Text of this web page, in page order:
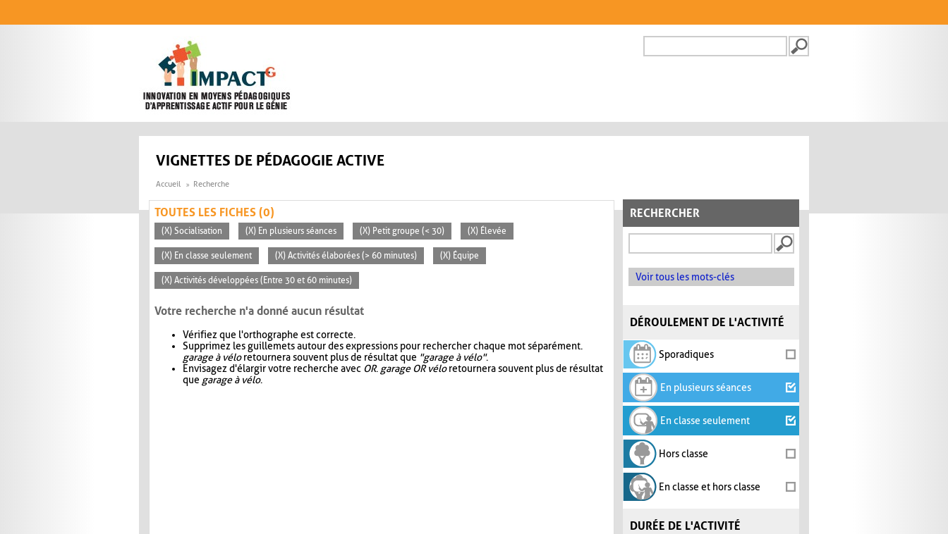
FORMULAIRE DE
VIGNETTES DE PÉDAGOGIE ACTIVE
Accueil Recherche
RECHERCHER
Voir tous les mots-clés
DÉROULEMENT DE L'ACTIVITÉ
Sporadiques
En plusieurs séances
En classe seulement
Hors classe
En classe et hors classe
DURÉE DE L'ACTIVITÉ
TOUTES LES FICHES (0)
(X) Socialisation (X) En plusieurs séances (X) Petit groupe (< 30) (X) Élevée
(X) En classe seulement (X) Activités élaborées (> 60 minutes) (X) Équipe
(X) Activités développées (Entre 30 et 60 minutes)
Votre recherche n'a donné aucun résultat
Vérifiez que l'orthographe est correcte.
Supprimez les guillemets autour des expressions pour rechercher chaque mot séparément.
garage à véloretournera souvent plus de résultat que "garage à vélo".
Envisagez d'élargir votre recherche avec OR. garage OR véloretournera souvent plus de résultat
que garage à vélo.